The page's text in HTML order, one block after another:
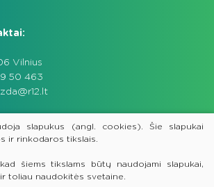
Vilnius
50 463
formą, sutinku, kad UAB “Upės
žemiau prašomus mano asmens
slapukus (angl. cookies). Šie slapukai
ir rinkodaros tikslais.
šiems tikslams būtų naudojami slapukai,
toliau naudokitės svetaine.